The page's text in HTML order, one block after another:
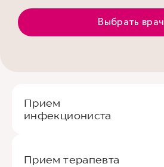
Выбрать
Прием
инфекциониста
Прием терапевта